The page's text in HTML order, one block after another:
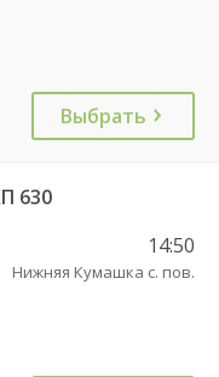
Выбрать
630
14:50
Нижняя Кумашка с. пов.